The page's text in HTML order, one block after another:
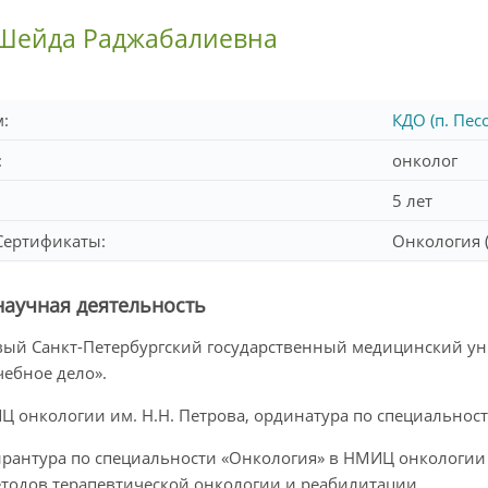
Раджабалиевна
КДО (п.
онколог
5 лет
Онкология
деятельность
Санкт-Петербургский государственный медицинский
дело».
онкологии им. Н.Н. Петрова, ординатура по
по специальности «Онкология» в НМИЦ